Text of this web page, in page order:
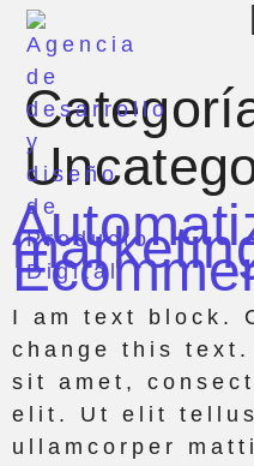
I am text block.
change this text.
sit amet,
elit. Ut elit
ullamcorper